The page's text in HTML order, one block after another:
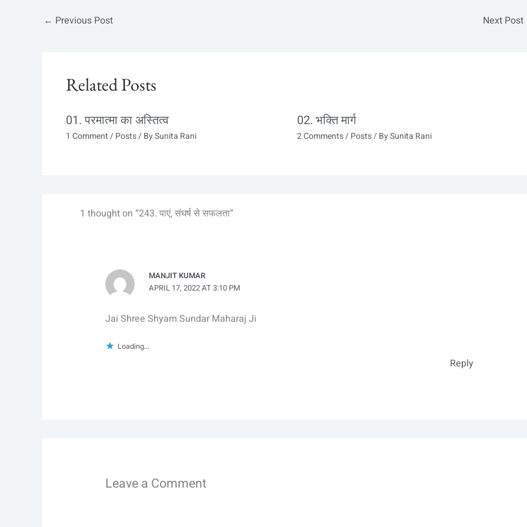
← Previous Post Next Post
Related Posts
01. परमात्मा का अस्तित्व
1 Comment/Posts/ BySunita Rani
02. भक्ति मार्ग
2 Comments/Posts/ BySunita Rani
1 thought on “243. पाएं, संघर्ष से सफलता”
MANJIT KUMAR
APRIL 17, 2022 AT 3:10 PM
Jai Shree Shyam Sundar Maharaj Ji
Loading...
Reply
Leave a Comment